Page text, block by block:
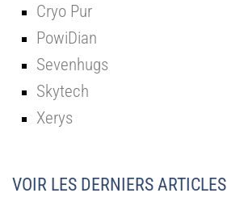
Cryo Pur
PowiDian
Sevenhugs
Skytech
Xerys
VOIR LES DERNIERS ARTICLES